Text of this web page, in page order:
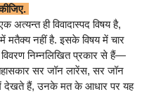
अत्यन्त ही विवादास्पद विषय है,
मतैक्य नहीं है. इसके विषय में चार
निम्नलिखित प्रकार से हैं—
सर जॉन लारेंस, सर जॉन
देखते हैं, उनके मत के आधार पर यह